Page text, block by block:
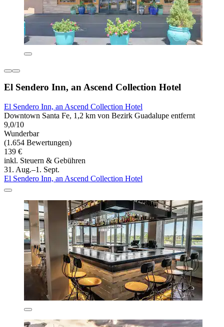
El Sendero Inn, an Ascend Collection Hotel
El Sendero Inn, an Ascend Collection Hotel
Downtown Santa Fe, 1,2 km von Bezirk Guadalupe entfernt
9,0/10
Wunderbar
(1.654 Bewertungen)
139 €
inkl. Steuern & Gebühren
31. Aug.–1. Sept.
El Sendero Inn, an Ascend Collection Hotel